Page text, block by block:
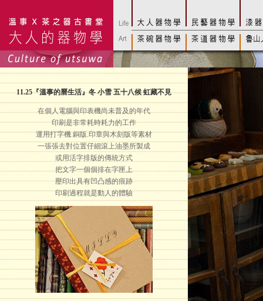
11.25『溫事的曆生活』冬 小雪 五十八候 虹藏不見
在個人電腦與印表機尚未普及的年代
印刷是非常耗時耗力的工作
運用打字機.銅版.印章與木刻版等素材
一張張去對位置仔細滾上油墨所製成
或用活字排版的傳統方式
把文字一個個排在字匣上
壓印出具有凹凸感的痕跡
印刷過程就是動人的體驗